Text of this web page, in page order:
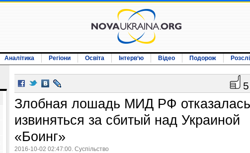
Аналітика Регіони Освіта Інтерв‘ю Відео Подорож
5
Злобная лошадь МИД РФ отказалась
извиняться за сбитый над Украиной
«Боинг»
2016-10-02 02:47:00. Суспільство